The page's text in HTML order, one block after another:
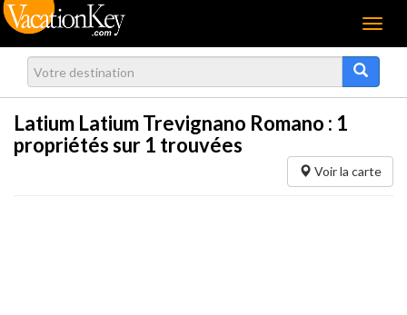
Menu
Latium Latium Trevignano Romano : 1
propriétés sur 1 trouvées
Voir la carte